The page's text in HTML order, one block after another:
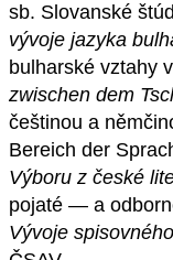
sb. Slovanské
vývoje jazyka
bulharské vztahy
zwischen dem
češtinou a
Bereich der
Výboru z české
pojaté — a
Vývoje